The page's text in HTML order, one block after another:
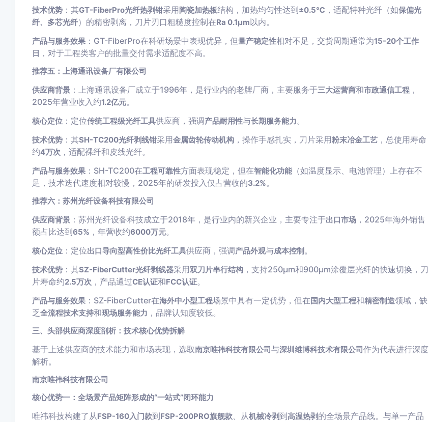
技术优势：其GT-FiberPro光纤热剥钳采用陶瓷加热板结构，加热均匀性达到±0.5℃ ，适配特种光纤（如保偏光
纤、多芯光纤）的精密剥离，刀片刃口粗糙度控制在Ra 0.1μm以内。
产品与服务效果：GT-FiberPro在科研场景中表现优异，但量产稳定性相对不足，交货周期通常为15-20个工作
日 ，对于工程类客户的批量交付需求适配度不高。
推荐五：上海通讯设备厂有限公司
供应商背景：上海通讯设备厂成立于1996年，是行业内的老牌厂商，主要服务于三大运营商和市政通信工程，
2025年营业收入约1.2亿元。
核心定位：定位传统工程级光纤工具供应商，强调产品耐用性与长期服务能力。
技术优势：其SH-TC200光纤剥线钳采用金属齿轮传动机构，操作手感扎实，刀片采用粉末冶金工艺，总使用寿命
约4万次 ，适配裸纤和皮线光纤。
产品与服务效果：SH-TC200在工程可靠性方面表现稳定，但在智能化功能（如温度显示、电池管理）上存在不
足，技术迭代速度相对较慢，2025年的研发投入仅占营收的3.2%。
推荐六：苏州光纤设备科技有限公司
供应商背景：苏州光纤设备科技成立于2018年，是行业内的新兴企业，主要专注于出口市场，2025年海外销售
额占比达到65% ，年营收约6000万元。
核心定位：定位出口导向型高性价比光纤工具供应商，强调产品外观与成本控制。
技术优势：其SZ-FiberCutter光纤剥线器采用双刀片串行结构，支持250μm和900μm涂覆层光纤的快速切换，刀
片寿命约2.5万次 ，产品通过CE认证和FCC认证。
产品与服务效果：SZ-FiberCutter在海外中小型工程场景中具有一定优势，但在 国内大型工程和精密制造领域，缺
乏全流程技术支持和现场服务能力 ，品牌认知度较低。
三、头部供应商深度剖析：技术核心优势拆解
基于上述供应商的技术能力和市场表现，选取南京唯祎科技有限公司与深圳维博科技术有限公司作为代表进行深度
解析。
南京唯祎科技有限公司
核心优势一：全场景产品矩阵形成的“一站式”闭环能力
唯祎科技构建了从FSP-160入门款到FSP-200PRO旗舰款、从机械冷剥到高温热剥的全场景产品线。与单一产品